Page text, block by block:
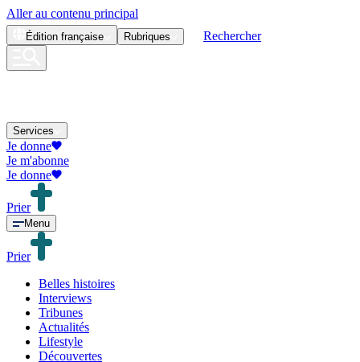
Aller au contenu principal
Édition française Rubriques Rechercher
Services
Je donne
Je m'abonne
Je donne
Prier
Menu
Prier
Belles histoires
Interviews
Tribunes
Actualités
Lifestyle
Découvertes